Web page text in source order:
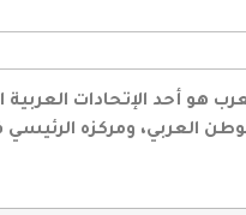
هو أحد الإتحادات
العربي، ومركزه